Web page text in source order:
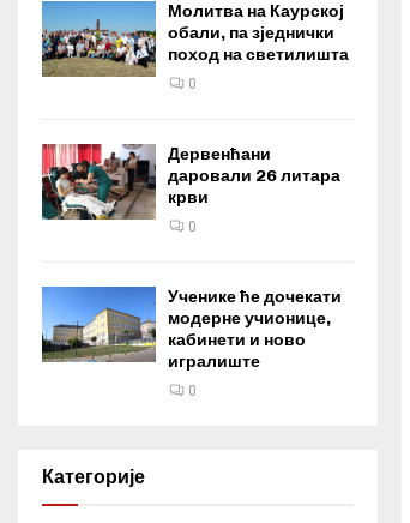
Молитва на Каурској
обали, па зједнички
поход на светилишта
0
Дервенћани
даровали 26 литара
крви
0
Ученике ће дочекати
модерне учионице,
кабинети и ново
игралиште
0
Категорије